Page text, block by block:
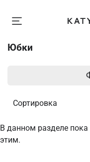
Юбки
В данном разделе
этим.